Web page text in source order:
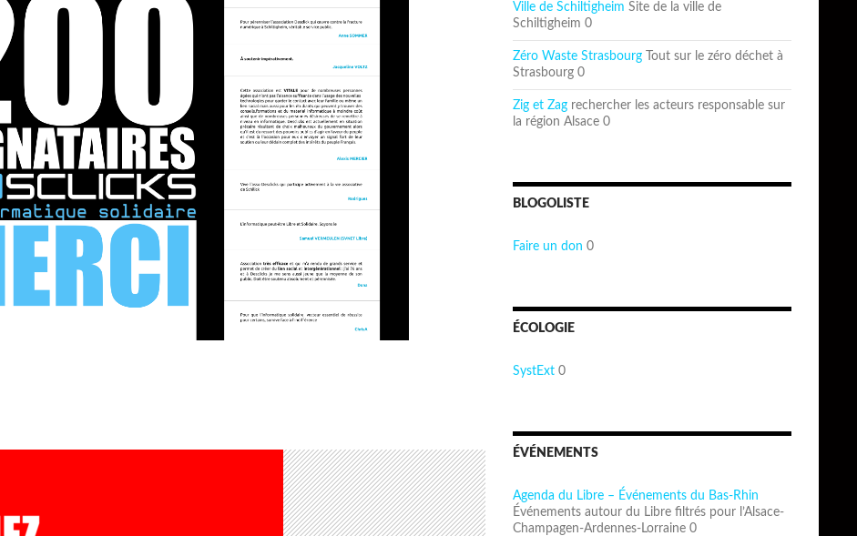
Ville de Schiltigheim Site de la ville de
Schiltigheim 0
Zéro Waste Strasbourg Tout sur le zéro déchet à
Strasbourg 0
Zig et Zag rechercher les acteurs responsable sur
la région Alsace 0
BLOGOLISTE
Faire un don 0
ÉCOLOGIE
SystExt 0
ÉVÉNEMENTS
Agenda du Libre – Événements du Bas-Rhin
Événements autour du Libre filtrés pour l’Alsace-
Champagen-Ardennes-Lorraine 0